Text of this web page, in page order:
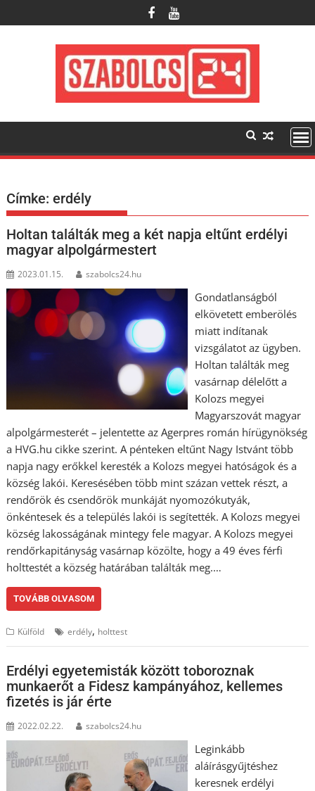
to
Címke:erdély
Holtan találták meg a két napja eltűnt erdélyi
magyar alpolgármestert
2023.01.15. szabolcs24.hu
Gondatlanságból
elkövetett emberölés
miatt indítanak
vizsgálatot az ügyben.
Holtan találták meg
vasárnap délelőtt a
Kolozs megyei
Magyarszovát magyar
alpolgármesterét – jelentette az Agerpres román hírügynökség
a HVG.hu cikke szerint. A pénteken eltűnt Nagy Istvánt több
napja nagy erőkkel keresték a Kolozs megyei hatóságok és a
község lakói. Keresésében több mint százan vettek részt, a
rendőrök és csendőrök munkáját nyomozókutyák,
önkéntesek és a település lakói is segítették. A Kolozs megyei
község lakosságának mintegy fele magyar. A Kolozs megyei
rendőrkapitányság vasárnap közölte, hogy a 49 éves férfi
holttestét a község határában találták meg.…
TOVÁBB OLVASOM
Külföld erdély, holttest
Erdélyi egyetemisták között toboroznak
munkaerőt a Fidesz kampányához, kellemes
fizetés is jár érte
2022.02.22. szabolcs24.hu
Leginkább
aláírásgyűjtéshez
keresnek erdélyi